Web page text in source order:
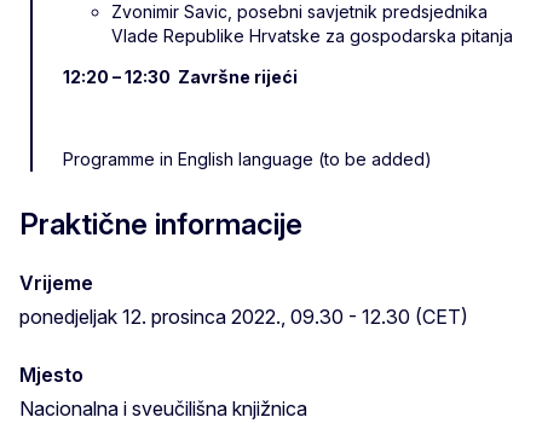
Zvonimir Savic, posebni savjetnik predsjednika
Vlade Republike Hrvatske za gospodarska pitanja
12:20 – 12:30 Završne rijeći
Programme in English language (to be added)
Praktične informacije
Vrijeme
ponedjeljak 12. prosinca 2022., 09.30 - 12.30 (CET)
Mjesto
Nacionalna i sveučilišna knjižnica